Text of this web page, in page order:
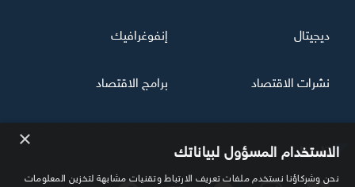
تابعنا
ديجيتال إنفوغرافيك
نشرات الاقتصاد برامج الاقتصاد
× الاستخدام المسؤول لبياناتك
نحن وشركاؤنا نستخدم ملفات تعريف الارتباط وتقنيات مشابهة لتخزين المعلومات